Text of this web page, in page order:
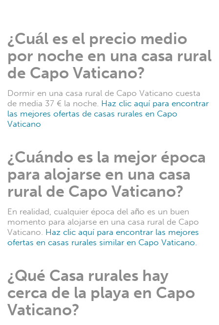
¿Cuál es el precio medio
por noche en una casa rural
de Capo Vaticano?
Dormir en una casa rural de Capo Vaticano cuesta
de media 37 € la noche. Haz clic aquí para encontrar
las mejores ofertas de casas rurales en Capo
Vaticano
¿Cuándo es la mejor época
para alojarse en una casa
rural de Capo Vaticano?
En realidad, cualquier época del año es un buen
momento para alojarse en una casa rural de Capo
Vaticano. Haz clic aquí para encontrar las mejores
ofertas en casas rurales similar en Capo Vaticano.
¿Qué Casa rurales hay
cerca de la playa en Capo
Vaticano?